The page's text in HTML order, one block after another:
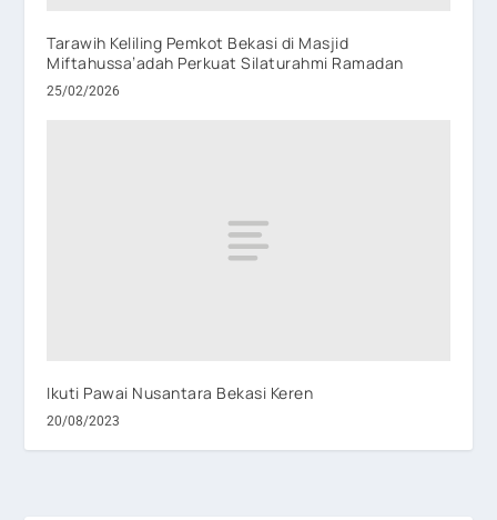
Tarawih Keliling Pemkot Bekasi di Masjid
Miftahussa’adah Perkuat Silaturahmi Ramadan
25/02/2026
Ikuti Pawai Nusantara Bekasi Keren
20/08/2023